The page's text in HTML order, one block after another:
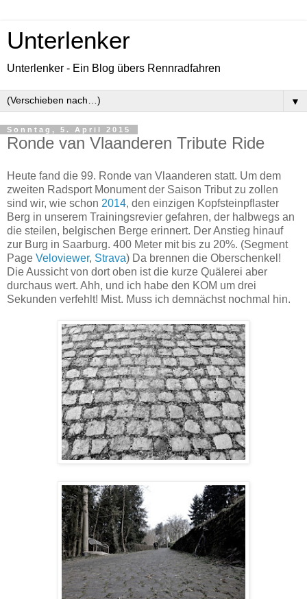
Unterlenker
Unterlenker - Ein Blog übers Rennradfahren
▼
Sonntag, 5. April 2015
Ronde van Vlaanderen Tribute Ride
Heute fand die 99. Ronde van Vlaanderen statt. Um dem
zweiten Radsport Monument der Saison Tribut zu zollen
sind wir, wie schon 2014, den einzigen Kopfsteinpflaster
Berg in unserem Trainingsrevier gefahren, der halbwegs an
die steilen, belgischen Berge erinnert. Der Anstieg hinauf
zur Burg in Saarburg. 400 Meter mit bis zu 20%. (Segment
Page Veloviewer, Strava) Da brennen die Oberschenkel!
Die Aussicht von dort oben ist die kurze Quälerei aber
durchaus wert. Ahh, und ich habe den KOM um drei
Sekunden verfehlt! Mist. Muss ich demnächst nochmal hin.